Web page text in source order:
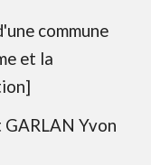
commune
et la
GARLAN Yvon